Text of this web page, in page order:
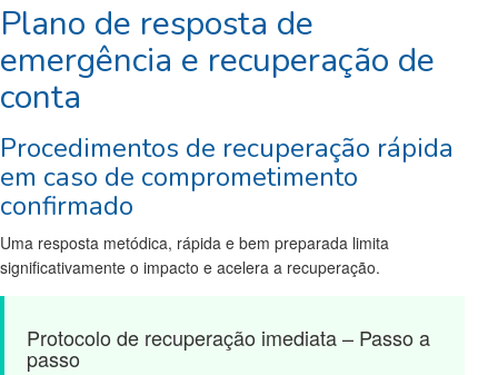
Plano de resposta de
emergência e recuperação de
conta
Procedimentos de recuperação rápida
em caso de comprometimento
confirmado
Uma resposta metódica, rápida e bem preparada limita
significativamente o impacto e acelera a recuperação.
Protocolo de recuperação imediata – Passo a
passo